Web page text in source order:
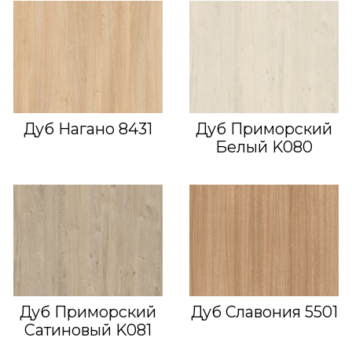
Дуб Нагано 8431
Дуб Приморский
Белый K080
Дуб Приморский
Сатиновый K081
Дуб Славония 5501